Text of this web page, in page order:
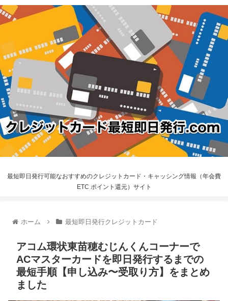
最短即日発行可能なおすすめのクレジットカード・キャッシング情報（年会費
ETC ポイント還元）サイト
ホーム 最短即日発行クレジットカード
アコム環状東苗穂むじんくんコーナーで
ACマスターカードを即日発行するまでの
最短手順【申し込み〜受取り方】をまとめ
ました